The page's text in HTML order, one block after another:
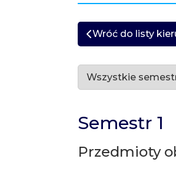
Wróć do listy
Semestr 1
Przedmioty